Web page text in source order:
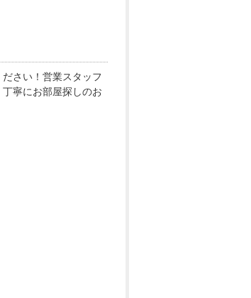
さい！営業スタッフ
寧にお部屋探しのお